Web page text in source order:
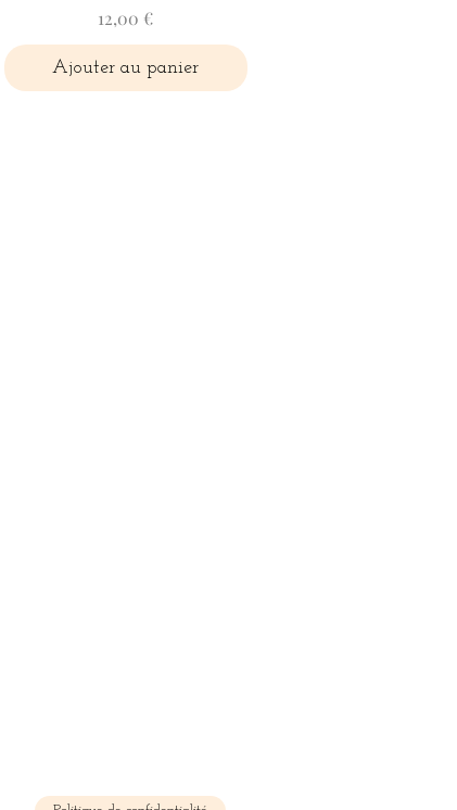
Prix
12,00 €
Ajouter au panier